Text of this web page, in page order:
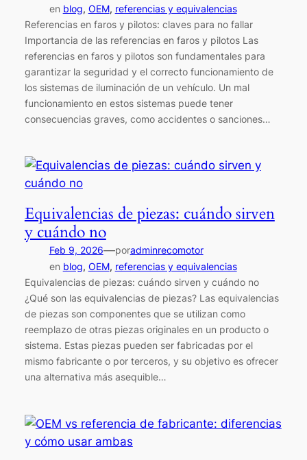
en blog, OEM, referencias y equivalencias
Referencias en faros y pilotos: claves para no fallar
Importancia de las referencias en faros y pilotos Las
referencias en faros y pilotos son fundamentales para
garantizar la seguridad y el correcto funcionamiento de
los sistemas de iluminación de un vehículo. Un mal
funcionamiento en estos sistemas puede tener
consecuencias graves, como accidentes o sanciones…
Equivalencias de piezas: cuándo sirven
y cuándo no
Feb 9, 2026—poradminrecomotor
en blog, OEM, referencias y equivalencias
Equivalencias de piezas: cuándo sirven y cuándo no
¿Qué son las equivalencias de piezas? Las equivalencias
de piezas son componentes que se utilizan como
reemplazo de otras piezas originales en un producto o
sistema. Estas piezas pueden ser fabricadas por el
mismo fabricante o por terceros, y su objetivo es ofrecer
una alternativa más asequible…